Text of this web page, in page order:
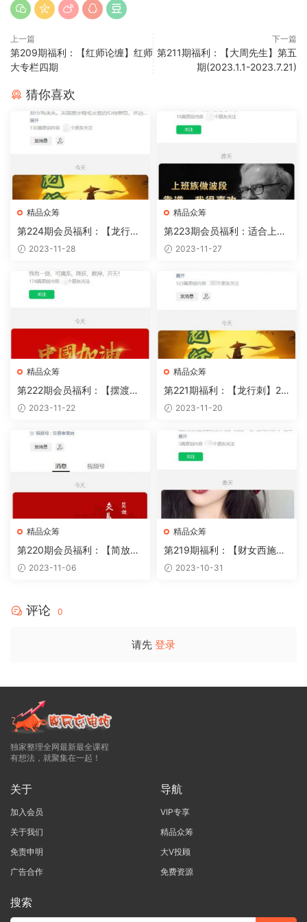
上一篇
第209期福利：【红师论缠】红师
大专栏四期
下一篇
第211期福利：【大周先生】第五
期(2023.1.1-2023.7.21)
猜你喜欢
精品众筹
第224期会员福利：【龙行
刺】龙家军2023第四期
2023-11-28
精品众筹
第223期会员福利：适合上班
族的波段交易体系-核心选股
2023-11-27
精品众筹
第222期会员福利：【摆渡人
兔比】季度圈子
2023-11-22
精品众筹
第221期福利：【龙行刺】20
23第三期
2023-11-20
精品众筹
第220期会员福利：【简放】
3L超级会员年课（2022.8-20
2023-11-06
精品众筹
第219期福利：【财女西施】
玉环交易体系2023.6
2023-10-31
评论 0
请先 登录
独家整理全网最新最全课程
有想法，就聚集在一起！
关于
加入会员
关于我们
免责申明
广告合作
导航
VIP专享
精品众筹
大V投顾
免费资源
搜索